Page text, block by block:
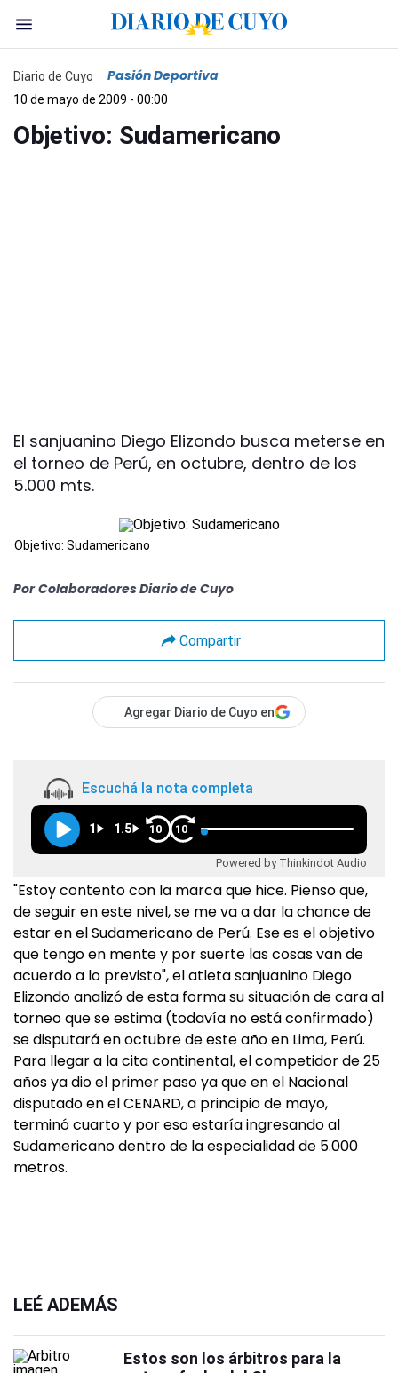
Diario de Cuyo Pasión Deportiva
10 de mayo de 2009 - 00:00
Objetivo: Sudamericano
El sanjuanino Diego Elizondo busca meterse en
el torneo de Perú, en octubre, dentro de los
5.000 mts.
Objetivo: Sudamericano
Por Colaboradores Diario de Cuyo
Compartir
Agregar Diario de Cuyo en
Escuchá la nota completa
1 1.5 10 10
Powered by Thinkindot Audio
"Estoy contento con la marca que hice. Pienso que,
de seguir en este nivel, se me va a dar la chance de
estar en el Sudamericano de Perú. Ese es el objetivo
que tengo en mente y por suerte las cosas van de
acuerdo a lo previsto", el atleta sanjuanino Diego
Elizondo analizó de esta forma su situación de cara al
torneo que se estima (todavía no está confirmado)
se disputará en octubre de este año en Lima, Perú.
Para llegar a la cita continental, el competidor de 25
años ya dio el primer paso ya que en el Nacional
disputado en el CENARD, a principio de mayo,
terminó cuarto y por eso estaría ingresando al
Sudamericano dentro de la especialidad de 5.000
metros.
LEÉ ADEMÁS
Estos son los árbitros para la